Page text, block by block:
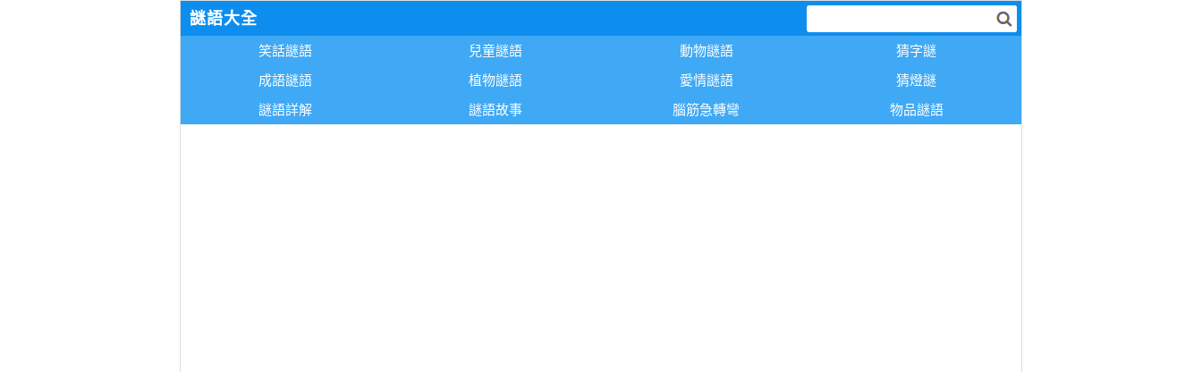
謎語大全
笑話謎語 兒童謎語 動物謎語
猜字謎
成語謎語
植物謎語 愛情謎語
猜燈謎
謎語詳解
謎語故事 腦筋急轉彎 物品謎語